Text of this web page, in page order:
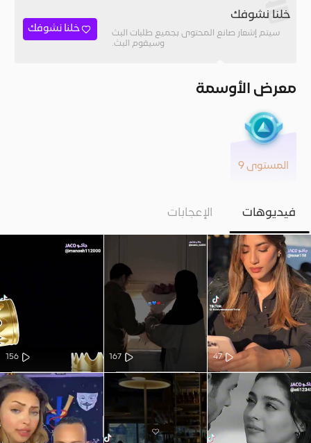
خلنا نشوفك
سيتم إشعار صانع المحتوى بجميع طلبات البث
وسيقوم البث.
خلنا نشوفك
معرض الأوسمة
المستوى 9
فيديوهات الإعجابات
47
167
156